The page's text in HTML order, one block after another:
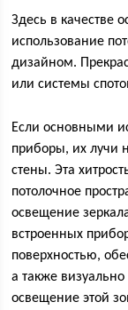
Здесь в качестве
использование
дизайном.
или системы
Если основными
приборы, их лучи
стены. Эта
потолочное
освещение
встроенных
поверхностью,
а также
освещение этой